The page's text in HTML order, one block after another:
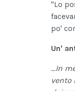
"Lo
po'
Un'
...In
vento